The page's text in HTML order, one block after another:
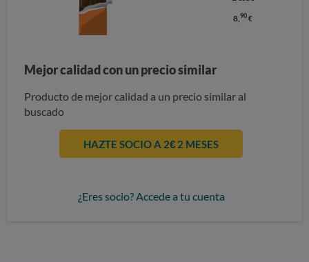
8,90 €
Mejor calidad con un precio similar
Producto de mejor calidad a un precio similar al
buscado
HAZTE SOCIO A 2€ 2 MESES
¿Eres socio? Accede a tu cuenta